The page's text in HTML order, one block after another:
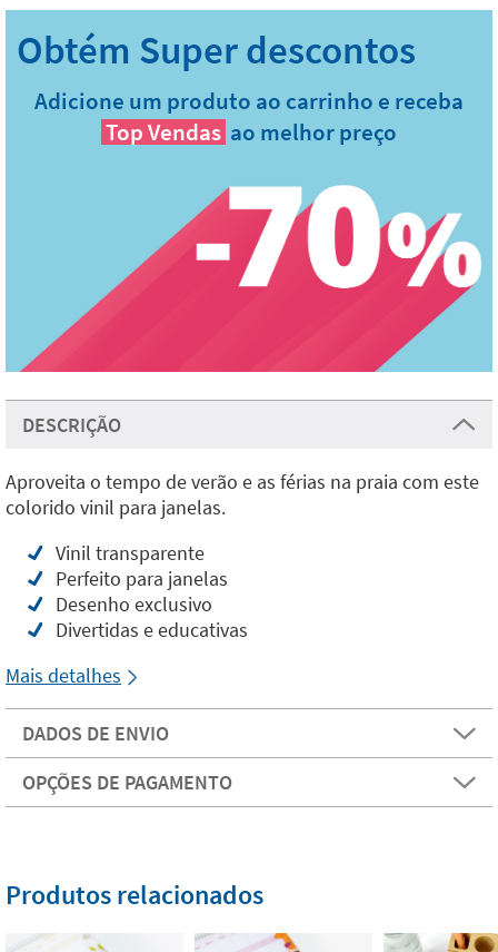
Adicione um produto ao carrinho e receba
Top Vendas ao melhor preço
DESCRIÇÃO
Aproveita o tempo de verão e as férias na praia com este
colorido vinil para janelas.
Vinil transparente
Perfeito para janelas
Desenho exclusivo
Divertidas e educativas
Mais detalhes
DADOS DE ENVIO
OPÇÕES DE PAGAMENTO
Produtos relacionados